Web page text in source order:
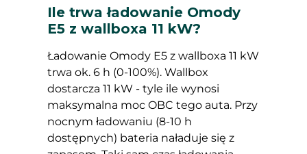
Ile trwa ładowanie Omody
E5 z wallboxa 11 kW?
Ładowanie Omody E5 z wallboxa 11 kW
trwa ok. 6 h (0-100%). Wallbox
dostarcza 11 kW - tyle ile wynosi
maksymalna moc OBC tego auta. Przy
nocnym ładowaniu (8-10 h
dostępnych) bateria naładuje się z